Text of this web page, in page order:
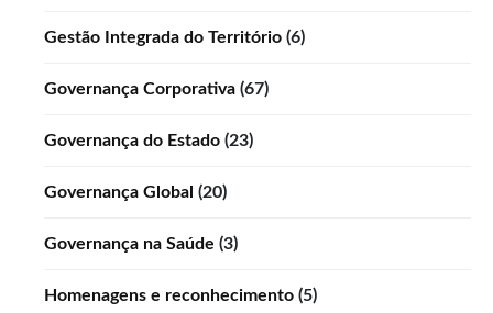
Gestão Integrada do Território (6)
Governança Corporativa (67)
Governança do Estado (23)
Governança Global (20)
Governança na Saúde (3)
Homenagens e reconhecimento (5)